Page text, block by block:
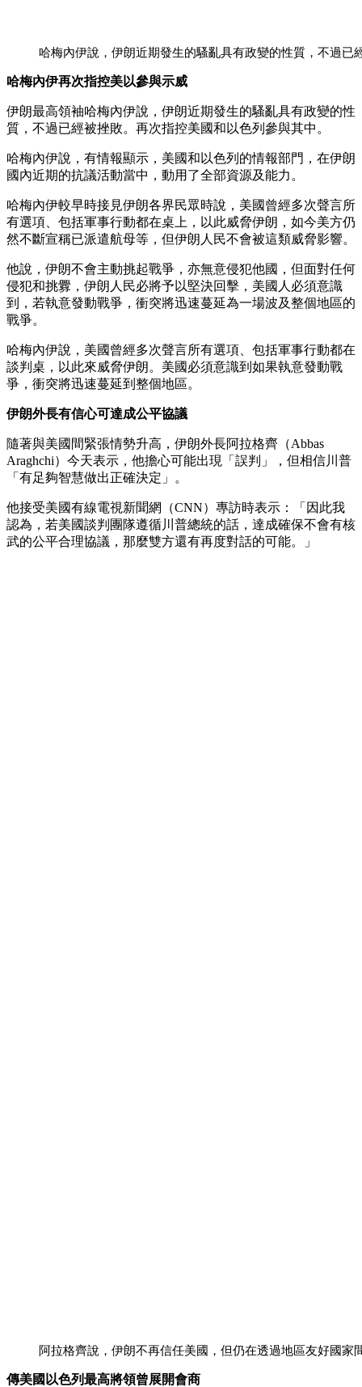
哈梅內伊說，伊朗近期發生的騷亂具有政變的性質，不過已
哈梅內伊再次指控美以參與示威
伊朗最高領袖哈梅內伊說，伊朗近期發生的騷亂具有政變的性
質，不過已經被挫敗。再次指控美國和以色列參與其中。
哈梅內伊說，有情報顯示，美國和以色列的情報部門，在伊朗
國內近期的抗議活動當中，動用了全部資源及能力。
哈梅內伊較早時接見伊朗各界民眾時說，美國曾經多次聲言所
有選項、包括軍事行動都在桌上，以此威脅伊朗，如今美方仍
然不斷宣稱已派遣航母等，但伊朗人民不會被這類威脅影響。
他說，伊朗不會主動挑起戰爭，亦無意侵犯他國，但面對任何
侵犯和挑釁，伊朗人民必將予以堅決回擊，美國人必須意識
到，若執意發動戰爭，衝突將迅速蔓延為一場波及整個地區的
戰爭。
哈梅內伊說，美國曾經多次聲言所有選項、包括軍事行動都在
談判桌，以此來威脅伊朗。美國必須意識到如果執意發動戰
爭，衝突將迅速蔓延到整個地區。
伊朗外長有信心可達成公平協議
隨著與美國間緊張情勢升高，伊朗外長阿拉格齊（Abbas
Araghchi）今天表示，他擔心可能出現「誤判」，但相信川普
「有足夠智慧做出正確決定」。
他接受美國有線電視新聞網（CNN）專訪時表示：「因此我
認為，若美國談判團隊遵循川普總統的話，達成確保不會有核
武的公平合理協議，那麼雙方還有再度對話的可能。」
阿拉格齊說，伊朗不再信任美國，但仍在透過地區友好國家
傳美國以色列最高將領曾展開會商